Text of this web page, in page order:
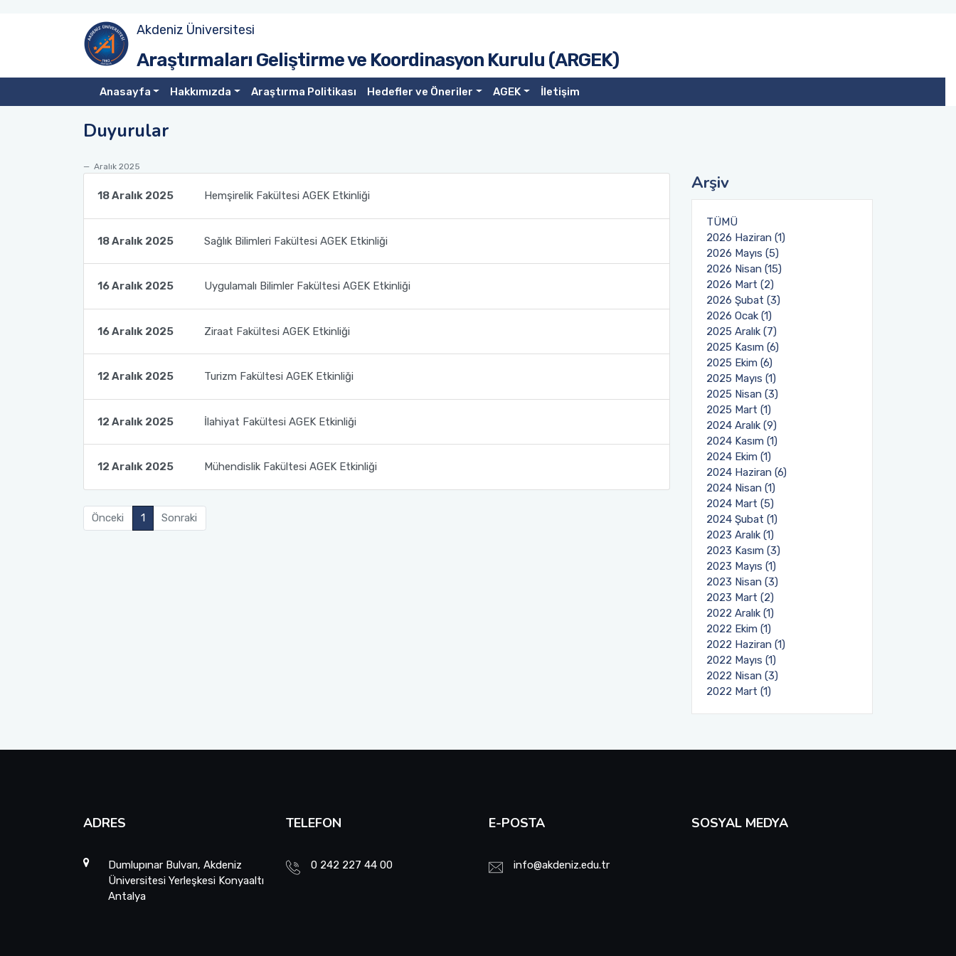
Akdeniz Üniversitesi
Araştırmaları Geliştirme ve Koordinasyon Kurulu (ARGEK)
Anasayfa Hakkımızda Araştırma Politikası Hedefler ve Öneriler AGEK İletişim
Duyurular
Aralık 2025
18 Aralık 2025 Hemşirelik Fakültesi AGEK Etkinliği
18 Aralık 2025 Sağlık Bilimleri Fakültesi AGEK Etkinliği
16 Aralık 2025 Uygulamalı Bilimler Fakültesi AGEK Etkinliği
16 Aralık 2025 Ziraat Fakültesi AGEK Etkinliği
12 Aralık 2025 Turizm Fakültesi AGEK Etkinliği
12 Aralık 2025 İlahiyat Fakültesi AGEK Etkinliği
12 Aralık 2025 Mühendislik Fakültesi AGEK Etkinliği
Önceki 1 Sonraki
Arşiv
TÜMÜ
2026 Haziran (1)
2026 Mayıs (5)
2026 Nisan (15)
2026 Mart (2)
2026 Şubat (3)
2026 Ocak (1)
2025 Aralık (7)
2025 Kasım (6)
2025 Ekim (6)
2025 Mayıs (1)
2025 Nisan (3)
2025 Mart (1)
2024 Aralık (9)
2024 Kasım (1)
2024 Ekim (1)
2024 Haziran (6)
2024 Nisan (1)
2024 Mart (5)
2024 Şubat (1)
2023 Aralık (1)
2023 Kasım (3)
2023 Mayıs (1)
2023 Nisan (3)
2023 Mart (2)
2022 Aralık (1)
2022 Ekim (1)
2022 Haziran (1)
2022 Mayıs (1)
2022 Nisan (3)
2022 Mart (1)
ADRES
Dumlupınar Bulvarı, Akdeniz
Üniversitesi Yerleşkesi Konyaaltı
Antalya
TELEFON
0 242 227 44 00
E-POSTA
info@akdeniz.edu.tr
SOSYAL MEDYA
Üniversite Anasayfa
Organizasyon Şeması
Akdeniz Üniversitesi Araştırma Geliştirme Süreçleri
Hedef ve Öneriler (2017-2020)
Hedef ve Öneriler (2020-2023)
Hedef ve Öneriler (2023-2026)
Çalışma Esasları
AGEK Rapor Şablonu